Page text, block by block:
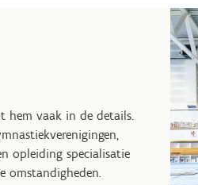
hem vaak in de details.
opleiding specialisatie
omstandigheden.